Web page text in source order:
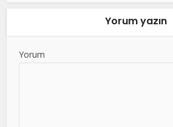
Yorum yazın
Yorum